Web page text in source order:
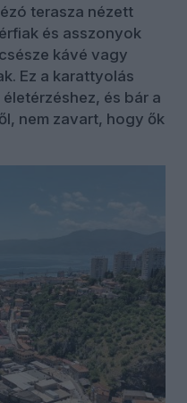
terasza nézett
és asszonyok
kávé vagy
Ez a karattyolás
és bár a
nem zavart, hogy ők